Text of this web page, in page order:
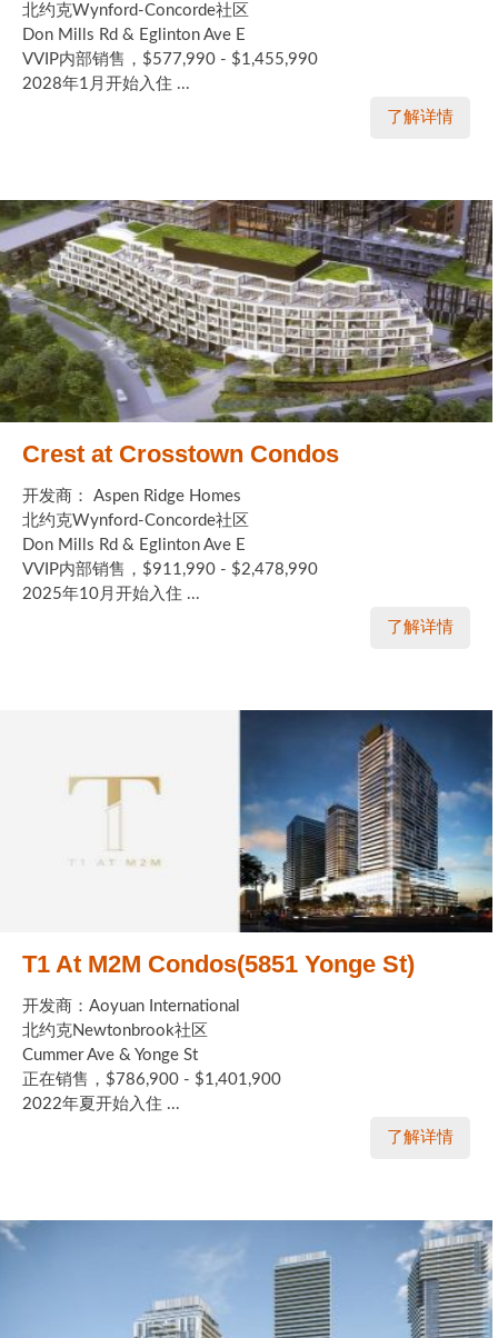
北约克Wynford-Concorde社区
Don Mills Rd & Eglinton Ave E
VVIP内部销售，$577,990 - $1,455,990
2028年1月开始入住 ...
了解详情
Crest at Crosstown Condos
开发商： Aspen Ridge Homes
北约克Wynford-Concorde社区
Don Mills Rd & Eglinton Ave E
VVIP内部销售，$911,990 - $2,478,990
2025年10月开始入住 ...
了解详情
T1 At M2M Condos(5851 Yonge St)
开发商：Aoyuan International
北约克Newtonbrook社区
Cummer Ave & Yonge St
正在销售，$786,900 - $1,401,900
2022年夏开始入住 ...
了解详情